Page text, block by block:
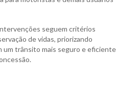
seguem critérios
de vidas, priorizando
um trânsito mais seguro e eficiente